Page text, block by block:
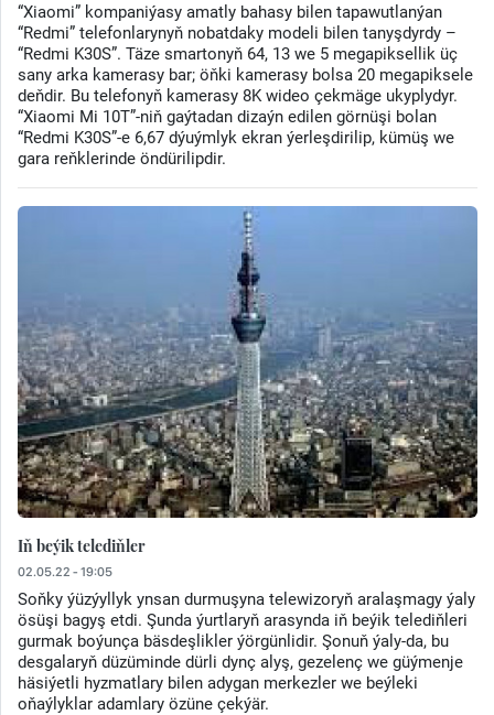
“Xiaomi” kompaniýasy amatly bahasy bilen tapawutlanýan
“Redmi” telefonlarynyň nobatdaky modeli bilen tanyşdyrdy –
“Redmi K30S”. Täze smartonyň 64, 13 we 5 megapiksellik üç
sany arka kamerasy bar; öňki kamerasy bolsa 20 megapiksele
deňdir. Bu telefonyň kamerasy 8K wideo çekmäge ukyplydyr.
“Xiaomi Mi 10T”-niň gaýtadan dizaýn edilen görnüşi bolan
“Redmi K30S”-e 6,67 dýuýmlyk ekran ýerleşdirilip, kümüş we
gara reňklerinde öndürilipdir.
Iň beýik telediňler
02.05.22 - 19:05
Soňky ýüzýyllyk ynsan durmuşyna telewizoryň aralaşmagy ýaly
ösüşi bagyş etdi. Şunda ýurtlaryň arasynda iň beýik telediňleri
gurmak boýunça bäsdeşlikler ýörgünlidir. Şonuň ýaly-da, bu
desgalaryň düzüminde dürli dynç alyş, gezelenç we güýmenje
häsiýetli hyzmatlary bilen adygan merkezler we beýleki
oňaýlyklar adamlary özüne çekýär.